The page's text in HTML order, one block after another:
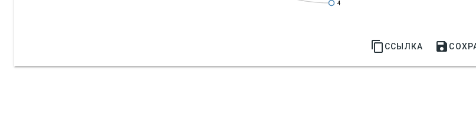
4
 ССЫЛКА 